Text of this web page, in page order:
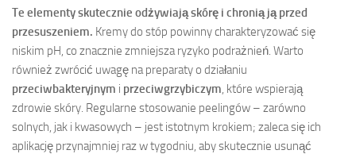
Te elementy skutecznie odżywiają skórę i chronią ją przed
przesuszeniem. Kremy do stóp powinny charakteryzować się
niskim pH, co znacznie zmniejsza ryzyko podrażnień. Warto
również zwrócić uwagę na preparaty o działaniu
przeciwbakteryjnym i przeciwgrzybiczym, które wspierają
zdrowie skóry. Regularne stosowanie peelingów – zarówno
solnych, jak i kwasowych – jest istotnym krokiem; zaleca się ich
aplikację przynajmniej raz w tygodniu, aby skutecznie usunąć